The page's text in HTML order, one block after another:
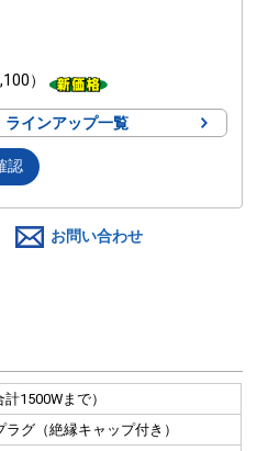
）
ラインアップ一覧
認
お問い合わせ
1500Wまで）
ラグ（絶縁キャップ付き）